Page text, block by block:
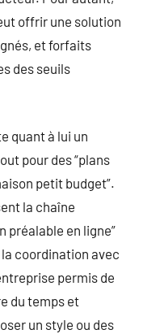
offrir une solution
et forfaits
des seuils
quant à lui un
pour des “plans
petit budget”.
la chaîne
préalable en ligne”
coordination avec
permis de
du temps et
un style ou des